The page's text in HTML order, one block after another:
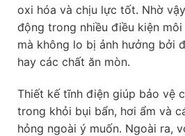
oxi hóa và chịu lực tốt. Nhờ
động trong nhiều điều kiện
mà không lo bị ảnh hưởng bởi
hay các chất ăn mòn.
Thiết kế tĩnh điện giúp bảo vệ
trong khỏi bụi bẩn, hơi ẩm và
hỏng ngoài ý muốn. Ngoài ra,